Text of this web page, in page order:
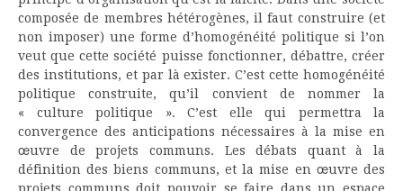
composée de membres hétérogènes, il faut construire (et
non imposer) une forme d’homogénéité politique si l’on
veut que cette société puisse fonctionner, débattre, créer
des institutions, et par là exister. C’est cette homogénéité
politique construite, qu’il convient de nommer la
« culture politique ». C’est elle qui permettra la
convergence des anticipations nécessaires à la mise en
œuvre de projets communs. Les débats quant à la
définition des biens communs, et la mise en œuvre des